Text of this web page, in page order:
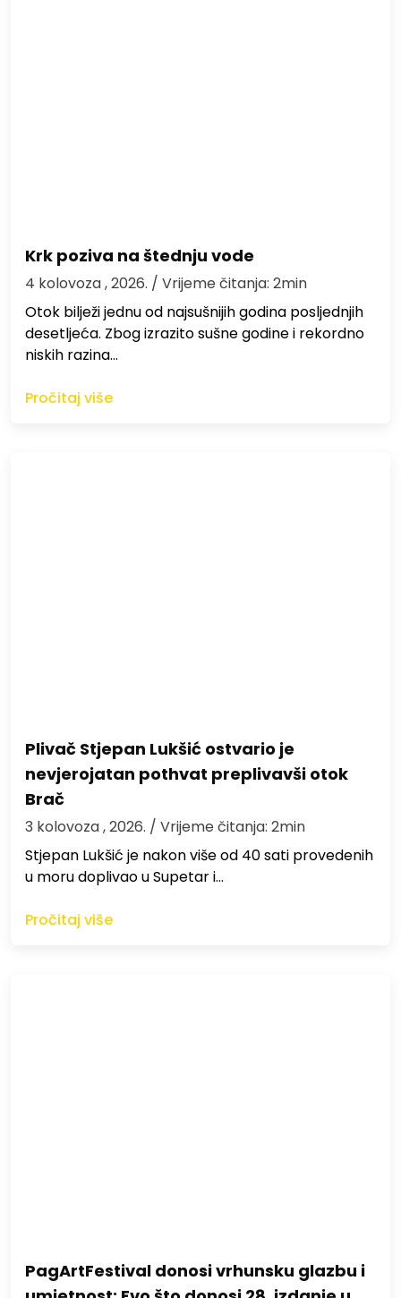
Krk poziva na štednju vode
4 kolovoza , 2026. / Vrijeme čitanja: 2min
Otok bilježi jednu od najsušnijih godina posljednjih
desetljeća. Zbog izrazito sušne godine i rekordno
niskih razina…
Pročitaj više
Plivač Stjepan Lukšić ostvario je
nevjerojatan pothvat preplivavši otok
Brač
3 kolovoza , 2026. / Vrijeme čitanja: 2min
St​jepan Lukšić je nakon više od 40 sati provedenih
u moru doplivao u Supetar i…
Pročitaj više
PagArtFestival donosi vrhunsku glazbu i